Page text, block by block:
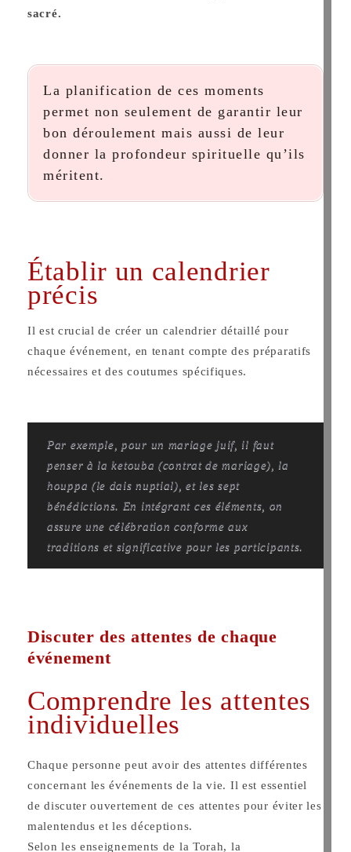
sacré.
La planification de ces moments
permet non seulement de garantir leur
bon déroulement mais aussi de leur
donner la profondeur spirituelle qu’ils
méritent.
Établir un calendrier
précis
Il est crucial de créer un calendrier détaillé pour
chaque événement, en tenant compte des préparatifs
nécessaires et des coutumes spécifiques.
Par exemple, pour un mariage juif, il faut
penser à laketouba (contrat de mariage), la
houppa (le dais nuptial), et les sept
bénédictions. En intégrant ces éléments, on
assure une célébration conforme aux
traditions et significative pour les participants.
Discuter des attentes de chaque
événement
Comprendre les attentes
individuelles
Chaque personne peut avoir des attentes différentes
concernant les événements de la vie. Il est essentiel
de discuter ouvertement de ces attentes pour éviter les
malentendus et les déceptions.
Selon les enseignements de la Torah, la